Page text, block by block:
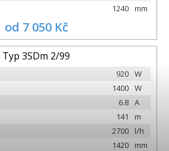
1240 mm
od 7 050 Kč
Typ 3SDm 2/99
920 W
1400 W
6.8 A
141
m
2700 l/h
1420 mm